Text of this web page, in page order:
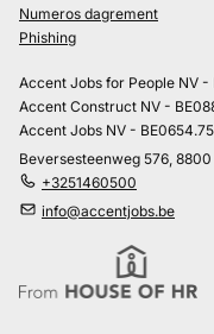
Numeros dagrement
Phishing
Accent Jobs for People NV -
Accent Construct NV -
Accent Jobs NV -
Beversesteenweg 576,
+3251460500
info@accentjobs.be